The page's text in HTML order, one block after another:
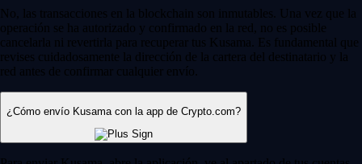
No, las transacciones en la blockchain son inmutables. Una vez que la
operación se ha autorizado y confirmado en la red, no es posible
cancelarla ni revertirla para recuperar tus Kusama. Es fundamental que
revises cuidadosamente la dirección de la cartera del destinatario y la
red antes de confirmar cualquier envío.
¿Cómo envío Kusama con la app de Crypto.com?